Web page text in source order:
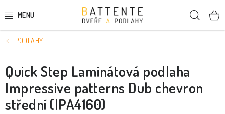
na
DVEŘE
SMRKOVÉ DVEŘE
PODLAHY
PODLAHY
Quick Step Laminátová podlaha
Impressive patterns Dub chevron
střední (IPA4160)